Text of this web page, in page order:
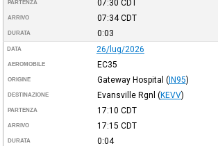
PARTENZA 07:30 CDT
ARRIVO 07:34CDT
DURATA 0:03
DATA 26/lug/2026
AEROMOBILE EC35
ORIGINE Gateway Hospital (IN95)
DESTINAZIONE Evansville Rgnl (KEVV)
PARTENZA 17:10 CDT
ARRIVO 17:15 CDT
DURATA 0:04